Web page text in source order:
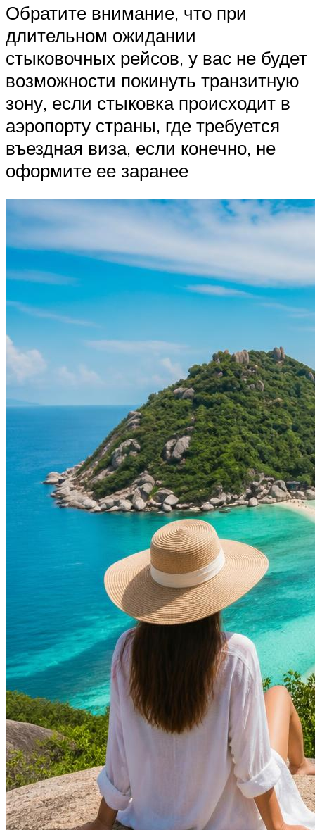
Обратите внимание, что при
длительном ожидании
стыковочных рейсов, у вас не будет
возможности покинуть транзитную
зону, если стыковка происходит в
аэропорту страны, где требуется
въездная виза, если конечно, не
оформите ее заранее